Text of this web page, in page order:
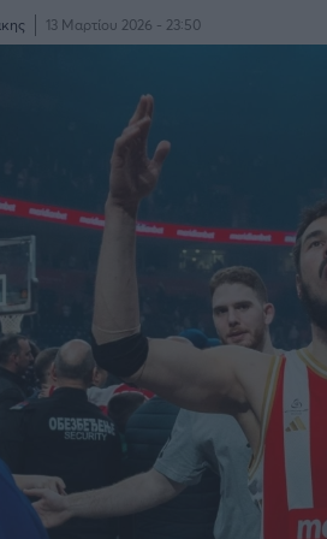
13 Μαρτίου 2026 - 23:50